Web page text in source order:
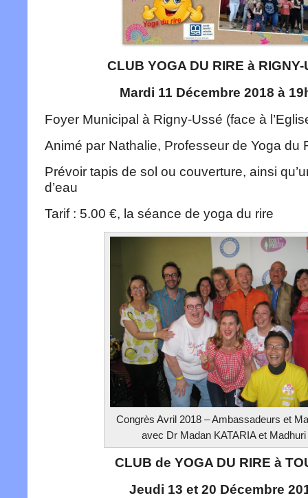
CLUB YOGA DU RIRE à RIGNY-
Mardi 11 Décembre 2018 à
Foyer Municipal à Rigny-Ussé (face à
Animé par Nathalie, Professeur de Yoga du
Prévoir tapis de sol ou couverture, ainsi
d’eau
Tarif : 5.00 €, la séance de yoga du rire
Congrès Avril 2018 – Ambassadeurs et
avec Dr Madan KATARIA et Madhuri
CLUB de YOGA DU RIRE à
Jeudi 13 et 20 Décembre